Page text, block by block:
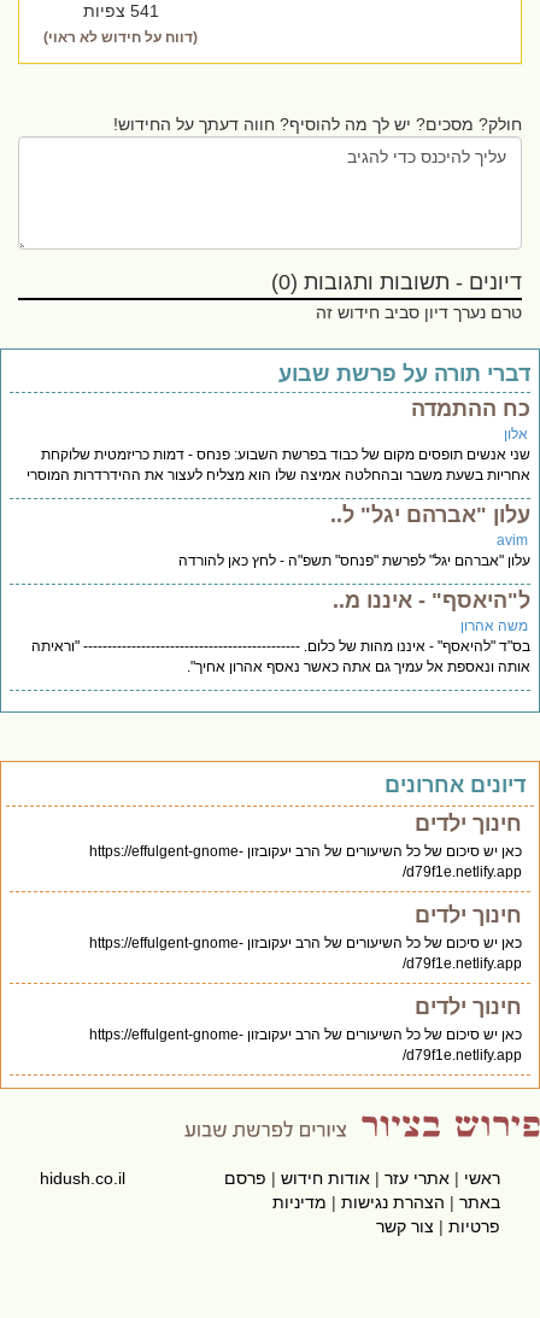
541 צפיות
(דווח על חידוש לא ראוי)
חולק? מסכים? יש לך מה להוסיף? חווה דעתך על החידוש!
דיונים - תשובות ותגובות (0)
טרם נערך דיון סביב חידוש זה
תורה על פרשת שבוע
ההתמדה
אנשים תופסים מקום של כבוד בפרשת השבוע: פנחס - דמות כריזמטית שלוקחת
בשעת משבר ובהחלטה אמיצה שלו הוא מצליח לעצור את ההידרדרות המוסרי
"אברהם יגל" ל..
"אברהם יגל" לפרשת "פנחס" תשפ"ה - לחץ כאן להורדה
- איננו מ..
אהרון
"להיאסף" - איננו מהות של כלום. --------------------------------------------- "וראיתה
ונאספת אל עמיך גם אתה כאשר נאסף אהרון אחיך".
אחרונים
חינוך ילדים
כאן יש סיכום של כל השיעורים של הרב יעקובזון https://effulgent-gnome-
d79f1e.netlify.app/
חינוך ילדים
כאן יש סיכום של כל השיעורים של הרב יעקובזון https://effulgent-gnome-
d79f1e.netlify.app/
חינוך ילדים
כאן יש סיכום של כל השיעורים של הרב יעקובזון https://effulgent-gnome-
d79f1e.netlify.app/
ראשי|אתרי עזר|אודות חידוש|פרסם
באתר|הצהרת נגישות|מדיניות
פרטיות|צור קשר
hidush.co.il